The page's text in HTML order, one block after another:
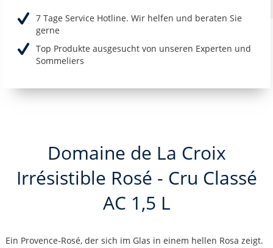
7 Tage Service Hotline. Wir helfen und beraten Sie
gerne
Top Produkte ausgesucht von unseren Experten und
Sommeliers
Domaine de La Croix
Irrésistible Rosé - Cru Classé
AC 1,5 L
Ein Provence-Rosé, der sich im Glas in einem hellen Rosa zeigt.